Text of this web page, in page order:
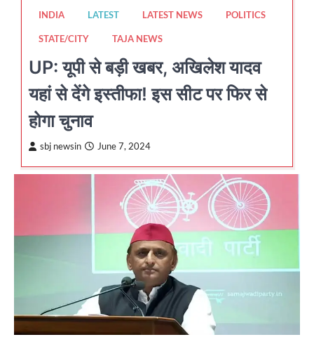
INDIA LATEST LATEST NEWS POLITICS
STATE/CITY TAJA NEWS
UP: यूपी से बड़ी खबर, अखिलेश यादव
यहां से देंगे इस्तीफा! इस सीट पर फिर से
होगा चुनाव
sbj newsin June 7, 2024